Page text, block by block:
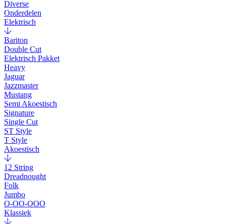
Diverse
Onderdelen
Elektrisch
Bariton
Double Cut
Elektrisch Pakket
Heavy
Jaguar
Jazzmaster
Mustang
Semi Akoestisch
Signature
Single Cut
ST Style
T Style
Akoestisch
12 String
Dreadnought
Folk
Jumbo
O-OO-OOO
Klassiek